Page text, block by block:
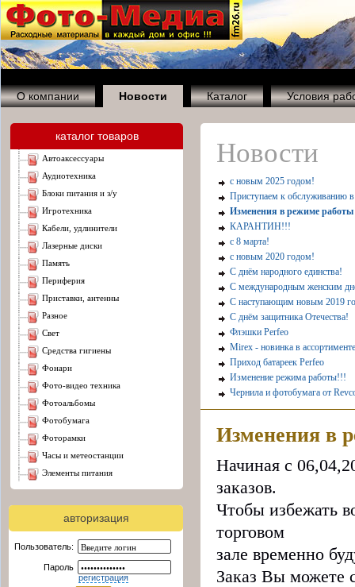
О компании Новости Каталог Условия
каталог товаров
автоаксессуары
аудиотехника
блоки питания и з/у
игротехника
кабели, удлинители
лазерные диски
память
периферия
приставки, антенны
разное
свет
средства гигиены
фонари
фото-видео техника
фотоальбомы
фотобумага
фоторамки
часы и метеостанции
элементы питания
авторизация
Пользователь:
Пароль
регистрация
Новости
с новым 2025 годом!
Приступаем к обслуживанию
Изменения в режиме работы
КАРАНТИН!!!
с 8 марта!
с новым 2020 годом!
С днём народного единства!
С международным женским
С наступающим новым 2019
С днём защитника Отечества!
Флэшки Perfeo
Mirex - новинка в ассортименте
Приход батареек Perfeo
Изменение режима работы!!!
Чернила и фотобумага от
Изменения в
Начиная с
заказов.
Чтобы избежать
торговом
зале временно
Заказ Вы можете